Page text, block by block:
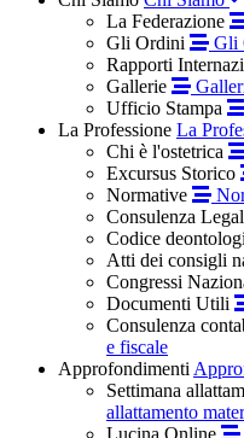
La Federazione
Gli Ordini
Gli
Rapporti
Gallerie
Ufficio Stampa
La Professione La
Chi è l'ostetrica
Excursus Storico
Normative
Consulenza
Codice
Atti dei consigli
Congressi
Documenti Utili
Consulenza
e fiscale
Approfondimenti
Settimana
allattamento
Lucina Online